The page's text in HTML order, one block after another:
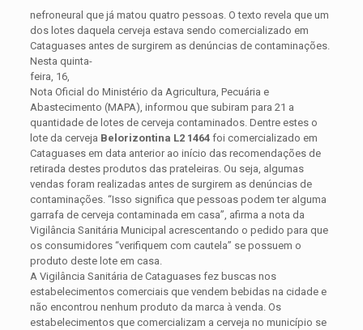
nefroneural que já matou quatro pessoas. O texto revela que um
dos lotes daquela cerveja estava sendo comercializado em
Cataguases antes de surgirem as denúncias de contaminações.
Nesta quinta-
feira, 16,
Nota Oficial do Ministério da Agricultura, Pecuária e
Abastecimento (MAPA), informou que subiram para 21 a
quantidade de lotes de cerveja contaminados. Dentre estes o
lote da cerveja Belorizontina L2 1464foi comercializado em
Cataguases em data anterior ao início das recomendações de
retirada destes produtos das prateleiras. Ou seja, algumas
vendas foram realizadas antes de surgirem as denúncias de
contaminações. “Isso significa que pessoas podem ter alguma
garrafa de cerveja contaminada em casa”, afirma a nota da
Vigilância Sanitária Municipal acrescentando o pedido para que
os consumidores “verifiquem com cautela” se possuem o
produto deste lote em casa.
A Vigilância Sanitária de Cataguases fez buscas nos
estabelecimentos comerciais que vendem bebidas na cidade e
não encontrou nenhum produto da marca à venda. Os
estabelecimentos que comercializam a cerveja no município se